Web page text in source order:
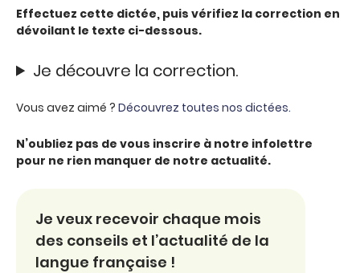
Effectuez cette dictée, puis vérifiez la correction en
dévoilant le texte ci-dessous.
Je découvre la correction.
Vous avez aimé ? Découvrez toutes nos dictées.
N’oubliez pas de vous inscrire à notre infolettre
pour ne rien manquer de notre actualité.
Je veux recevoir chaque mois
des conseils et l’actualité de la
langue française !